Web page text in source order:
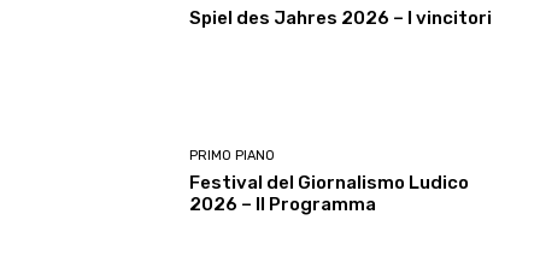
Spiel des Jahres 2026 – I vincitori
PRIMO PIANO
Festival del Giornalismo Ludico
2026 – Il Programma